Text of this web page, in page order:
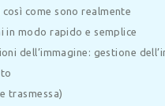
come sono realmente
in modo rapido e semplice
dell’immagine: gestione
trasmessa)